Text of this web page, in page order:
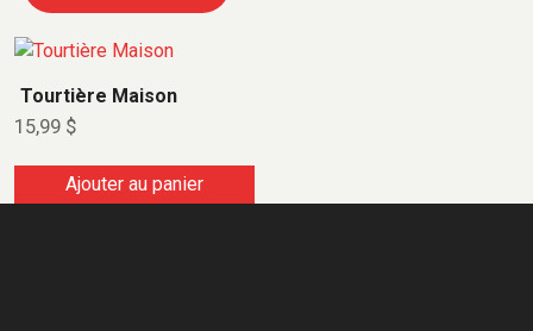
Tourtière Maison
15,99 $
Ajouter au panier